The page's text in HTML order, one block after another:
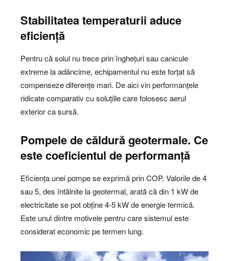
Stabilitatea temperaturii aduce
eficiență
Pentru că solul nu trece prin înghețuri sau canicule
extreme la adâncime, echipamentul nu este forțat să
compenseze diferențe mari. De aici vin performanțele
ridicate comparativ cu soluțiile care folosesc aerul
exterior ca sursă.
Pompele de căldură geotermale. Ce
este coeficientul de performanță
Eficiența unei pompe se exprimă prin COP. Valorile de 4
sau 5, des întâlnite la geotermal, arată că din 1 kW de
electricitate se pot obține 4-5 kW de energie termică.
Este unul dintre motivele pentru care sistemul este
considerat economic pe termen lung.